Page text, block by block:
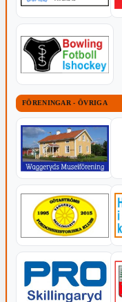
FÖRENINGAR - ÖVRIGA